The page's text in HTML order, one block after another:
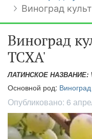
Виноград
Виноград
ТСХА'
ЛАТИНСКОЕ НАЗВАНИЕ:
Основной род:
Опубликовано: 6